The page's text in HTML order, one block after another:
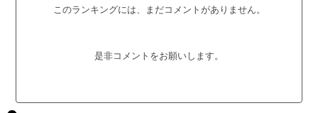
このランキングには、まだコメントがありません。
是非コメントをお願いします。